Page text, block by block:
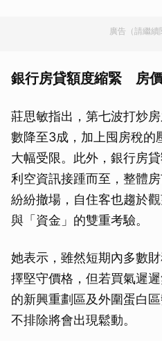
廣告（請繼續
銀行房貸額度縮緊 房
莊思敏指出，第七波打炒
數降至3成，加上囤房稅的
大幅受限。此外，銀行房
利空資訊接踵而至，整體
紛紛撤場，自住客也趨於
與「資金」的雙重考驗。
她表示，雖然短期內多數
擇堅守價格，但若買氣遲
的新興重劃區及外圍蛋白
不排除將會出現鬆動。